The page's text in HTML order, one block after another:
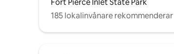
Fort Pierce Inlet State Park
185 lokalinvånare rekommenderar